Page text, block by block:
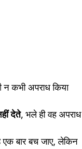
कभी अपराध किया
देते, भले ही वह अपराध
एक बार बच जाए, लेकिन